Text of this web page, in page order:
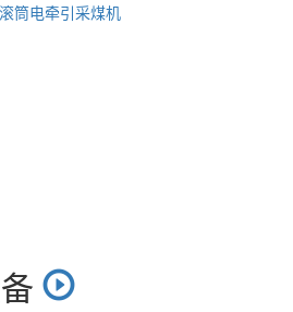
筒电牵引采煤机